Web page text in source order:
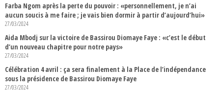
Farba Ngom après la perte du pouvoir : «personnellement, je n’ai
aucun soucis à me faire ; je vais bien dormir à partir d’aujourd’hui»
27/03/2024
Aida Mbodj sur la victoire de Bassirou Diomaye Faye : «c’est le début
d’un nouveau chapitre pour notre pays»
27/03/2024
Célébration 4 avril : ça sera finalement à la Place de l’indépendance
sous la présidence de Bassirou Diomaye Faye
27/03/2024